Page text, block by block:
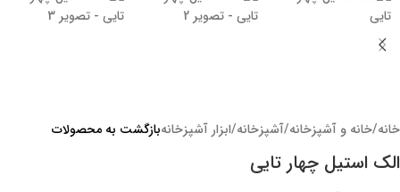
خانه/خانه و آشپزخانه/آشپزخانه/ابزار آشپزخانهبازگشت به محصولات
الک استیل چهار تایی